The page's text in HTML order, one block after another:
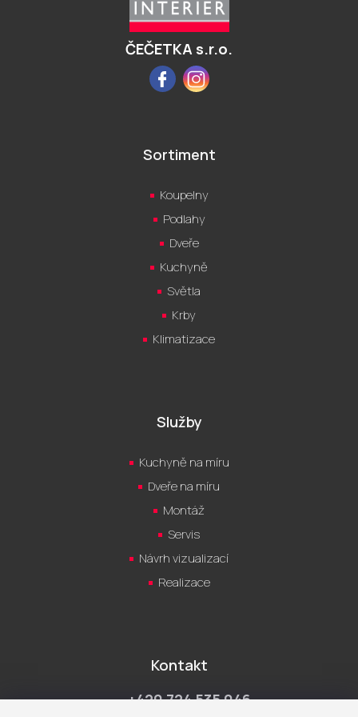
ČEČETKA s.r.o.
FacebookInstagram
Sortiment
Koupelny
Podlahy
Dveře
Kuchyně
Světla
Krby
Klimatizace
Služby
Kuchyně na míru
Dveře na míru
Montáž
Servis
Návrh vizualizací
Realizace
Kontakt
+420 724 535 046